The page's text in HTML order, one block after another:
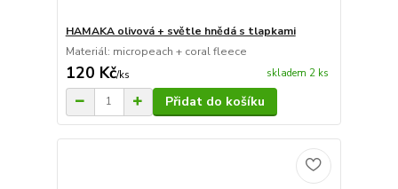
HAMAKA olivová + světle hnědá s tlapkami
Materiál: micropeach + coral fleece
120 Kč/ks skladem 2 ks
Přidat do košíku